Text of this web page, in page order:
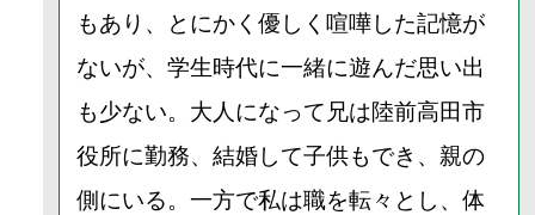
もあり、とにかく優しく喧嘩した記憶が
ないが、学生時代に一緒に遊んだ思い出
も少ない。大人になって兄は陸前高田市
役所に勤務、結婚して子供もでき、親の
側にいる。一方で私は職を転々とし、体